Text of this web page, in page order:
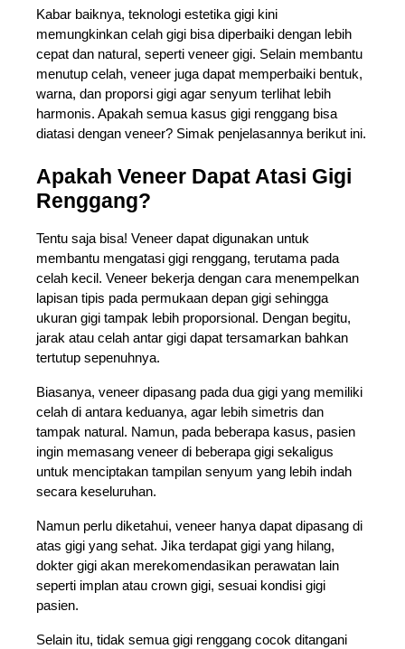
Kabar baiknya, teknologi estetika gigi kini
memungkinkan celah gigi bisa diperbaiki dengan lebih
cepat dan natural, seperti veneer gigi. Selain membantu
menutup celah, veneer juga dapat memperbaiki bentuk,
warna, dan proporsi gigi agar senyum terlihat lebih
harmonis. Apakah semua kasus gigi renggang bisa
diatasi dengan veneer? Simak penjelasannya berikut ini.
Apakah Veneer Dapat Atasi Gigi
Renggang?
Tentu saja bisa! Veneer dapat digunakan untuk
membantu mengatasi gigi renggang, terutama pada
celah kecil. Veneer bekerja dengan cara menempelkan
lapisan tipis pada permukaan depan gigi sehingga
ukuran gigi tampak lebih proporsional. Dengan begitu,
jarak atau celah antar gigi dapat tersamarkan bahkan
tertutup sepenuhnya.
Biasanya, veneer dipasang pada dua gigi yang memiliki
celah di antara keduanya, agar lebih simetris dan
tampak natural. Namun, pada beberapa kasus, pasien
ingin memasang veneer di beberapa gigi sekaligus
untuk menciptakan tampilan senyum yang lebih indah
secara keseluruhan.
Namun perlu diketahui, veneer hanya dapat dipasang di
atas gigi yang sehat. Jika terdapat gigi yang hilang,
dokter gigi akan merekomendasikan perawatan lain
seperti implan atau crown gigi, sesuai kondisi gigi
pasien.
Selain itu, tidak semua gigi renggang cocok ditangani